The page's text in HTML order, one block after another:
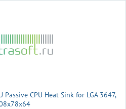
Passive CPU Heat Sink for LGA 3647,